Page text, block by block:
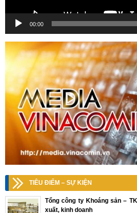
00:00
TIÊU ĐIỂM – SỰ KIỆN
Tổng công ty Khoáng sản –
xuất, kinh doanh